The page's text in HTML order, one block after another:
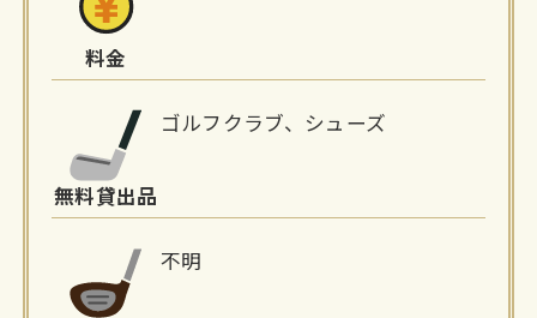
料金
無料貸出品
ゴルフクラブ、シューズ
不明